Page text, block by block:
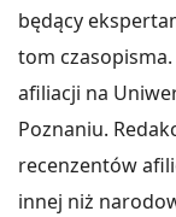
będący
tom
afiliacji na
Poznaniu.
recenzentów
innej niż